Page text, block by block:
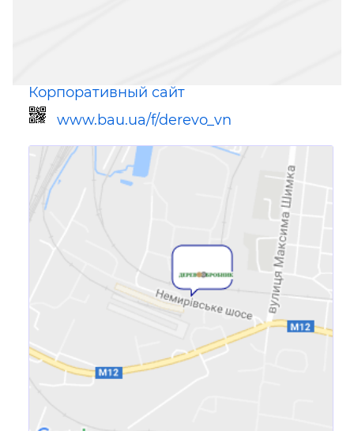
Корпоративный сайт
www.bau.ua/f/derevo_vn
Ссылка для мобильных устройств